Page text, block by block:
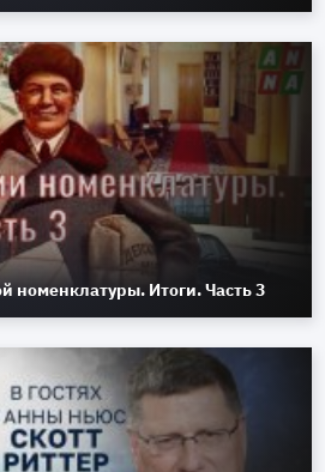
номенклатуры. Итоги. Часть 3